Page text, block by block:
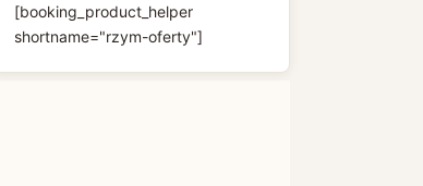
[booking_product_helper
shortname="rzym-oferty"]